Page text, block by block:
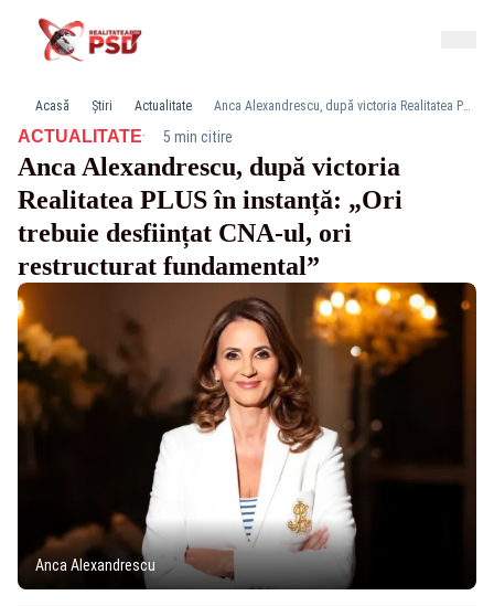
Acasă Știri Actualitate Anca Alexandrescu, după victoria Realitatea PLUS în instanță: „Ori trebuie desființat CNA-ul, ori restructurat fundamental”
ACTUALITATE· 5 min citire
Anca Alexandrescu, după victoria
Realitatea PLUS în instanță: „Ori
trebuie desființat CNA-ul, ori
restructurat fundamental”
Anca Alexandrescu